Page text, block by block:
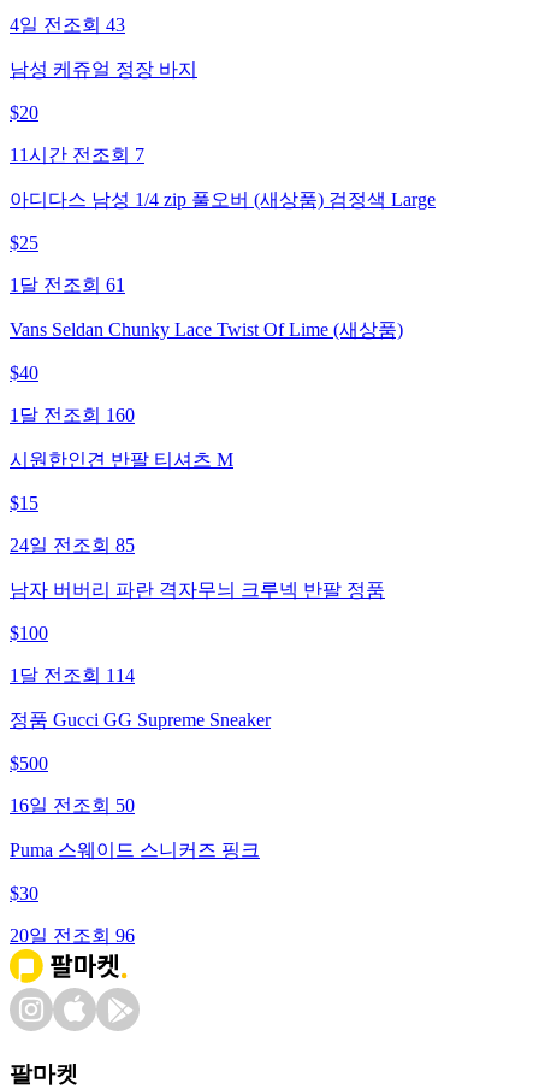
4일 전 조회 43
남성 케쥬얼 정장 바지
$20
11시간 전 조회 7
아디다스 남성 1/4 zip 풀오버 (새상품) 검정색 Large
$25
1달 전 조회 61
Vans Seldan Chunky Lace Twist Of Lime (새상품)
$40
1달 전 조회 160
시원한인견 반팔 티셔츠 M
$15
24일 전 조회 85
남자 버버리 파란 격자무늬 크루넥 반팔 정품
$100
1달 전 조회 114
정품 Gucci GG Supreme Sneaker
$500
16일 전 조회 50
Puma 스웨이드 스니커즈 핑크
$30
20일 전 조회 96
팔마켓